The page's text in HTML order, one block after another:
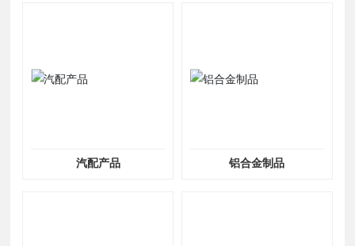
汽配产品 铝合金制品